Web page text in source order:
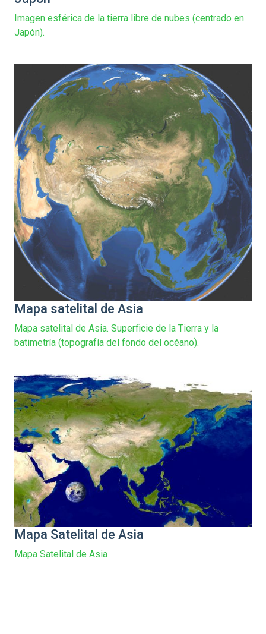
Imagen esférica de la tierra libre de nubes (centrado en
Japón).
Mapa satelital de Asia
Mapa satelital de Asia. Superficie de la Tierra y la
batimetría (topografía del fondo del océano).
Mapa Satelital de Asia
Mapa Satelital de Asia